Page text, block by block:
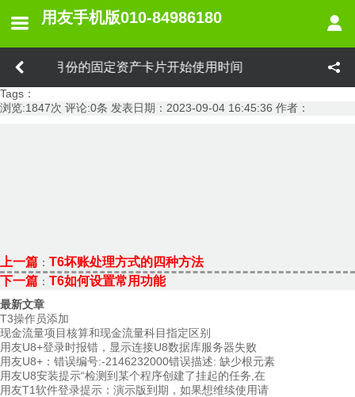
用友手机版010-84986180
修改之前月份的固定资产卡片开始使用时间
Tags：
浏览:1847次 评论:0条 发表日期： 2023-09-04 16:45:36 作者：
上一篇 ： T6坏账处理方式的四种方法
下一篇 ： T6如何设置常用功能
最新文章
T3操作员添加
现金流量项目核算和现金流量科目指定区别
用友U8+登录时报错，显示连接U8数据库服务器失败
用友U8+：错误编号:-2146232000错误描述: 缺少根元素
用友U8安装提示“检测到某个程序创建了挂起的任务,在
用友T1软件登录提示：演示版到期，如果想维续使用请